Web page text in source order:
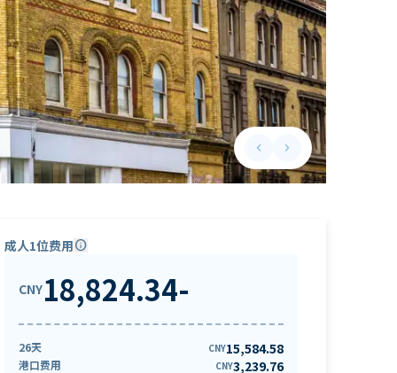
keyboard_arrow_leftPrevious slide
keyboard_arrow_rightNext slide
成人1位费用info
CNY18,824.34-
26天 CNY15,584.58
港口费用 CNY3,239.76